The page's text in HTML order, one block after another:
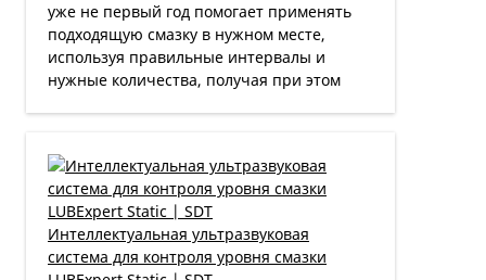
уже не первый год помогает применять
подходящую смазку в нужном месте,
используя правильные интервалы и
нужные количества, получая при этом
Интеллектуальная ультразвуковая
система для контроля уровня смазки